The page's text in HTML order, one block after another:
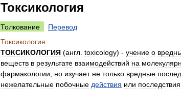
Токсикология
Толкование
Перевод
Токсикология
ТОКСИКОЛОГИЯ (англ toxicology) - учение о
веществ в результате взаимодействий на
фармакологии
но изучает не только вредные
нежелательные побочные действия или последствия